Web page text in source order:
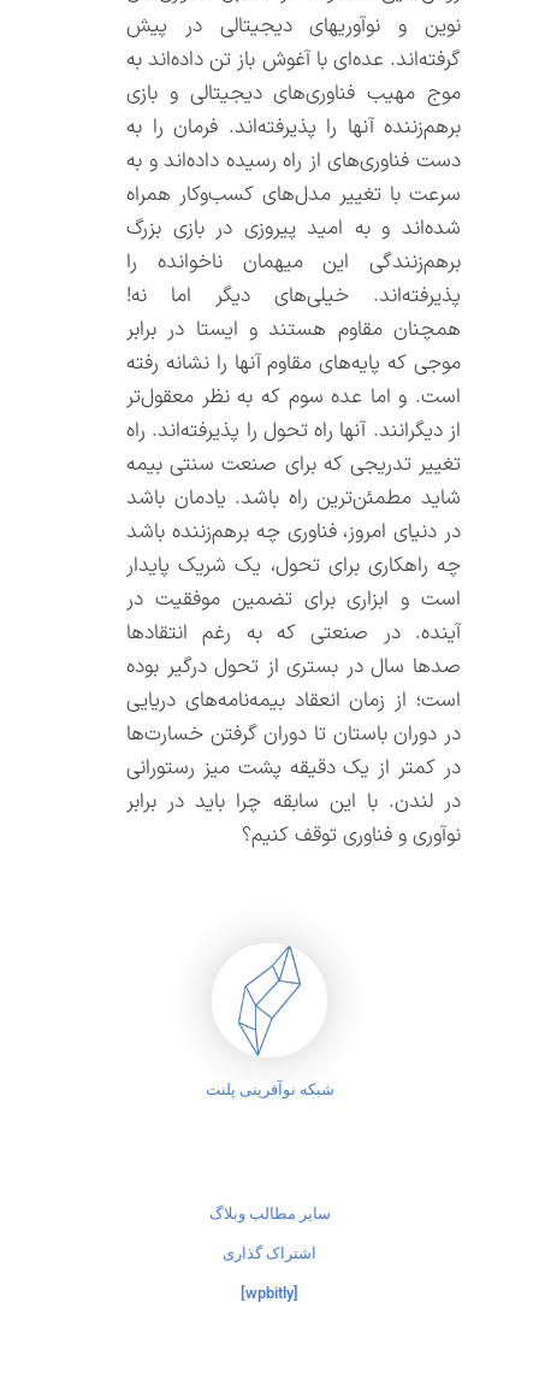
نوین و نوآوری‏های دیجیتالی در پیش
گرفته‌اند. عده‌ای با آغوش باز تن داده‌اند به
موج مهیب فناوری‌های دیجیتالی و بازی
برهم‌زننده آنها را پذیرفته‌اند. فرمان را به
دست فناوری‌های از راه رسیده داده‌اند و به
سرعت با تغییر مدل‌های کسب‌و‌کار همراه
شده‌اند و به امید پیروزی در بازی بزرگ
برهم‌زنندگی این میهمان ناخوانده را
پذیرفته‌اند. خیلی‌های دیگر اما نه!
همچنان مقاوم هستند و ایستا در برابر
موجی که پایه‌های مقاوم آنها را نشانه رفته
است. و اما عده سوم که به نظر معقول‌تر
از دیگرانند. آنها راه تحول را پذیرفته‌اند. راه
تغییر تدریجی که برای صنعت سنتی بیمه
شاید مطمئن‌ترین راه باشد. یادمان باشد
در دنیای امروز، فناوری چه برهم‌زننده باشد
چه راهکاری برای تحول، یک شریک پایدار
است و ابزاری برای تضمین موفقیت در
آینده. در صنعتی که به رغم انتقادها
صدها سال در بستری از تحول درگیر بوده
است؛ از زمان انعقاد بیمه‌نامه‌های دریایی
در دوران باستان تا دوران گرفتن خسارت‌ها
در کمتر از یک دقیقه پشت میز رستورانی
در لندن. با این سابقه چرا باید در برابر
نوآوری و فناوری توقف کنیم؟
شبکه نوآفرینی پلنت
سایر مطالب وبلاگ
اشتراک گذاری
[wpbitly]